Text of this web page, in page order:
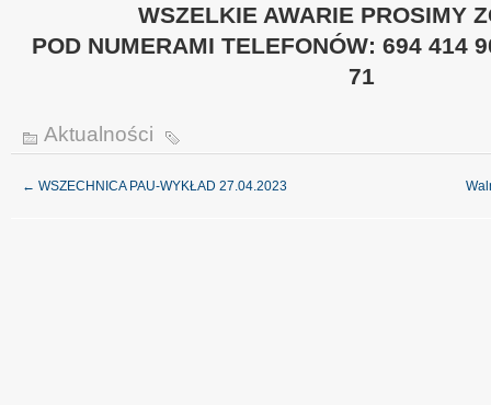
WSZELKIE AWARIE PROSIMY
POD NUMERAMI TELEFONÓW: 694 414
71
Aktualności
← WSZECHNICA PAU-WYKŁAD 27.04.2023